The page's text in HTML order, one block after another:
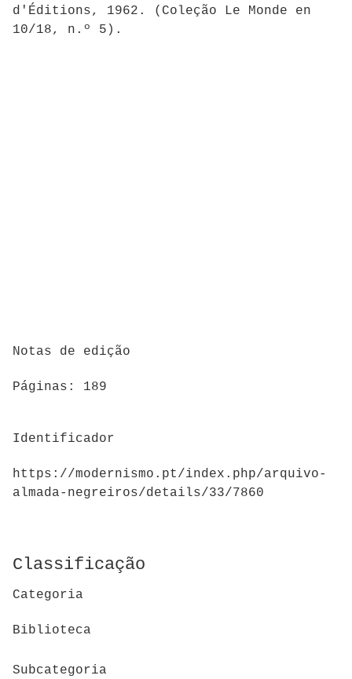
d'Éditions, 1962. (Coleção Le Monde en
10/18, n.º 5).
Notas de edição
Páginas: 189
Identificador
https://modernismo.pt/index.php/arquivo-
almada-negreiros/details/33/7860
Classificação
Categoria
Biblioteca
Subcategoria